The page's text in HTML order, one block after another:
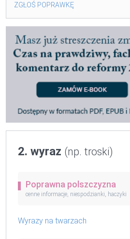
ZGŁOŚ POPRAWKĘ
2. wyraz (np. troski)
Poprawna polszczyzna
cenne informacje, niespodzianki, haczyki
Wyrazy na twarzach